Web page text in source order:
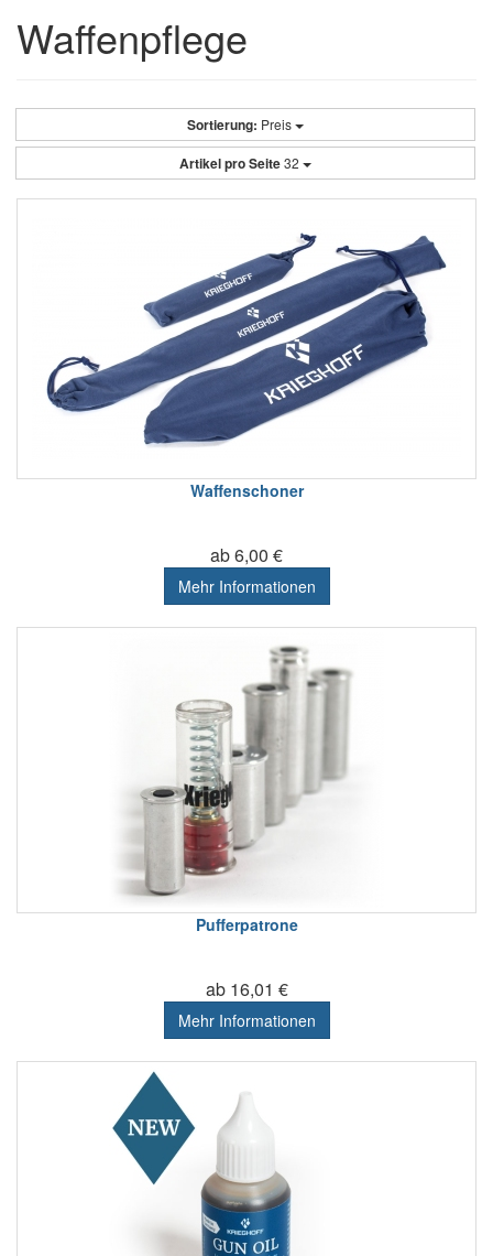
Waffenpflege
Sortierung: Preis
Artikel pro Seite32
Waffenschoner
ab 6,00 €
Mehr Informationen
Pufferpatrone
ab 16,01 €
Mehr Informationen